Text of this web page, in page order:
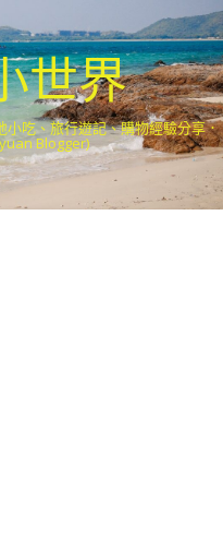
世界
吃、旅行遊記、購物經驗分享．
Blogger)